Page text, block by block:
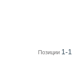
Позиции 1-